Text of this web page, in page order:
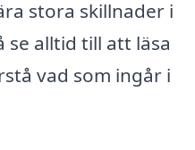
stora skillnader i
se alltid till att läsa
vad som ingår i